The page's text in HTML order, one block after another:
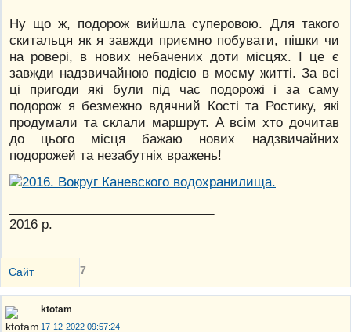
Ну що ж, подорож вийшла суперовою. Для такого
скитальця як я завжди приємно побувати, пішки чи
на ровері, в нових небачених доти місцях. І це є
завжди надзвичайною подією в моєму житті. За всі
ці пригоди які були під час подорожі і за саму
подорож я безмежно вдячний Кості та Ростику, які
продумали та склали маршрут. А всім хто дочитав
до цього місця бажаю нових надзвичайних
подорожей та незабутніх вражень!
2016 р.
Сайт 7
ktotam
17-12-2022 09:57:24